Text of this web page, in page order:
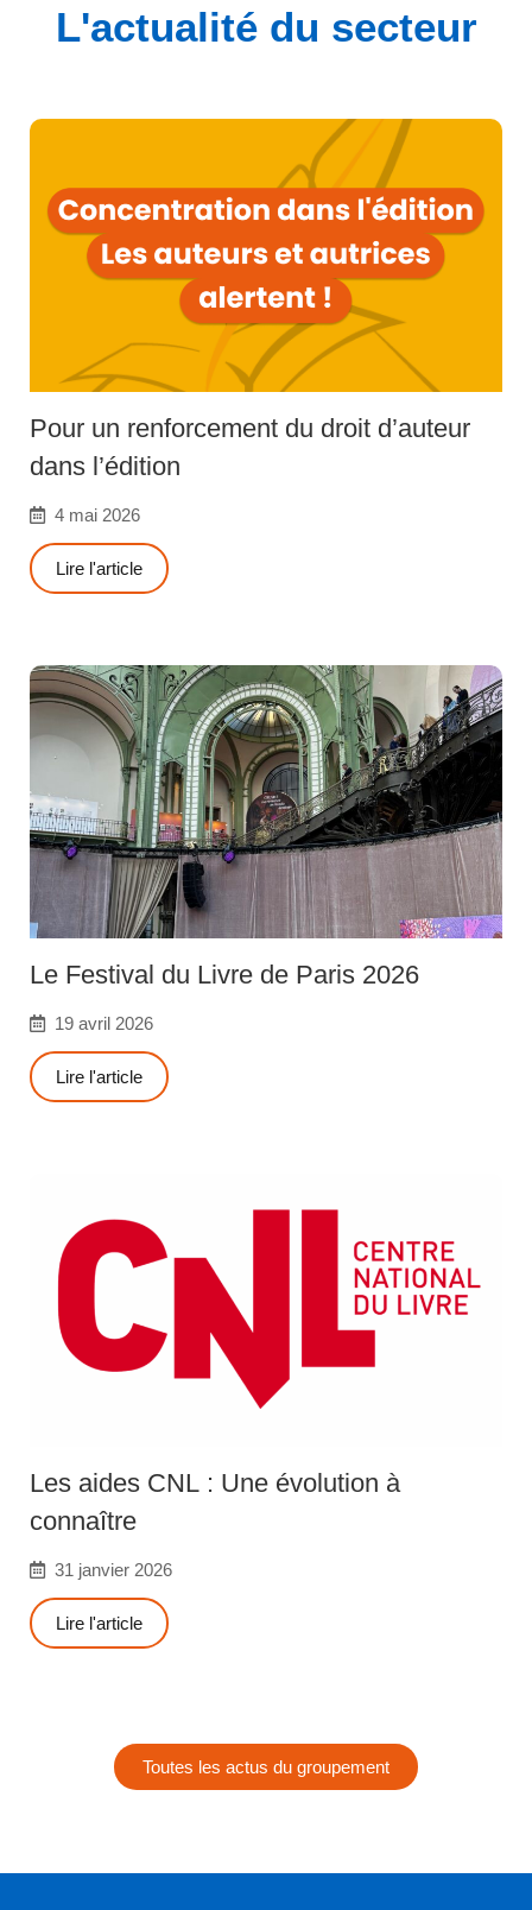
L'actualité du secteur
Pour un renforcement du droit d’auteur
dans l’édition
4 mai 2026
Lire l'article
Le Festival du Livre de Paris 2026
19 avril 2026
Lire l'article
Les aides CNL : Une évolution à
connaître
31 janvier 2026
Lire l'article
Toutes les actus du groupement